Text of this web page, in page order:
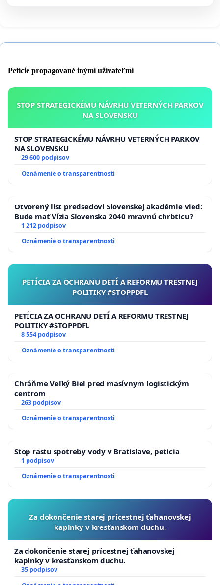
Petície propagované inými užívateľmi
STOP STRATEGICKÉMU NÁVRHU VETERNÝCH PARKOV
NA SLOVENSKU
STOP STRATEGICKÉMU NÁVRHU VETERNÝCH PARKOV
NA SLOVENSKU
29 600 podpisov
Oznámenie o transparentnosti
Otvorený list predsedovi Slovenskej akadémie vied:
Bude mať Vízia Slovenska 2040 mravnú chrbticu?
1 212 podpisov
Oznámenie o transparentnosti
PETÍCIA ZA OCHRANU DETÍ A REFORMU TRESTNEJ
POLITIKY #STOPPDFL
PETÍCIA ZA OCHRANU DETÍ A REFORMU TRESTNEJ
POLITIKY #STOPPDFL
8 554 podpisov
Oznámenie o transparentnosti
Chráňme Veľký Biel pred masívnym logistickým
centrom
263 podpisov
Oznámenie o transparentnosti
Stop rastu spotreby vody v Bratislave, peticia
1 podpisov
Oznámenie o transparentnosti
Za dokončenie starej prícestnej ťahanovskej
kaplnky v kresťanskom duchu.
Za dokončenie starej prícestnej ťahanovskej
kaplnky v kresťanskom duchu.
35 podpisov